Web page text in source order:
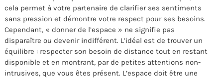
cela permet à votre partenaire de clarifier ses sentiments
sans pression et démontre votre respect pour ses besoins.
Cependant, « donner de l’espace » ne signifie pas
disparaître ou devenir indifférent. L’idéal est de trouver un
équilibre : respecter son besoin de distance tout en restant
disponible et en montrant, par de petites attentions non-
intrusives, que vous êtes présent. L’espace doit être une